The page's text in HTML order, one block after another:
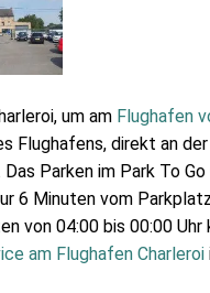
um am Flughafen
Flughafens, direkt an
Parken im Park To Go
6 Minuten vom
von 04:00 bis 00:00 Uhr
am Flughafen Charleroi